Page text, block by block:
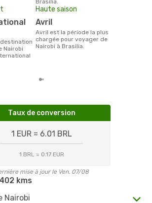
Brasilia.
Nairobi
Haute saison
avril
avril est la période la plus
chargée pour voyager de
Nairobi à Brasilia.
Taux de conversion
1 EUR = 6.01 BRL
1 BRL = 0.17 EUR
mise à jour le Ven. 07/08
kms
Nairobi